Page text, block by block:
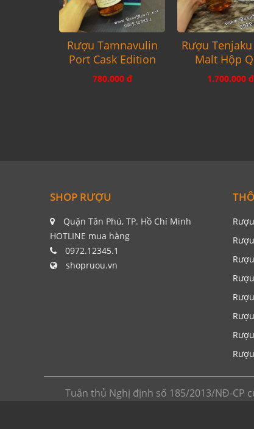
Rượu Tamnavulin
Port Cask Edition
780.000 đ
Rượu
Malt Hộp
1.700.000 đ
SHOP RƯỢU
Quận Tân Phú, TP. Hồ Chí Minh
HOTLINE mua hàng
0972.12345.1
shopruou.vn
Tuân thủ Nghị định số 185/2013/NĐ-CP